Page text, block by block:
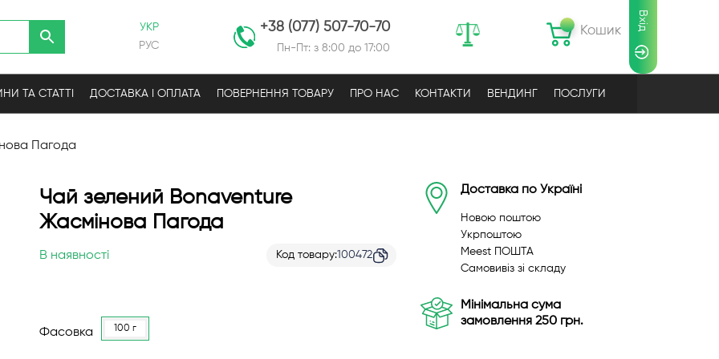
УКР
РУС
+38 (077) 507-70-70
Пн-Пт: з 8:00 до 17:00
Кошик Вхід
ТА СТАТТІ ДОСТАВКА І ОПЛАТА ПОВЕРНЕННЯ ТОВАРУ ПРО НАС КОНТАКТИ ВЕНДИНГ ПОСЛУГИ
Пагода
Чай зелений Bonaventure
Жасмінова Пагода
В наявності Код товару 100472
Фасовка 100 г
Доставка по Україні
Новою поштою
Укрпоштою
Meest ПОШТА
Самовивіз зі складу
Мінімальна сума
замовлення 250 грн.